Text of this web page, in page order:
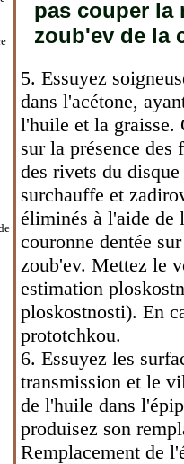
pas couper la
zoub'ev de la
5. Essuyez
dans l'acétone,
l'huile et la graisse.
sur la présence des
des rivets du
surchauffe et
éliminés à l'aide de
couronne dentée
zoub'ev. Mettez le
estimation
ploskostnosti). En
prototchkou.
6. Essuyez les
transmission et le
de l'huile dans
produisez son
Remplacement de